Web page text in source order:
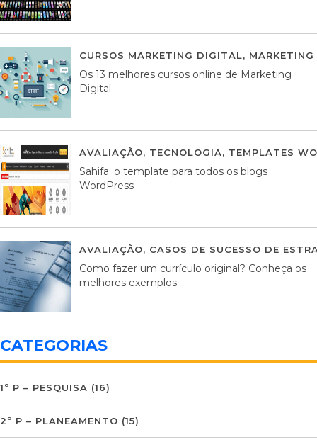
CURSOS MARKETING DIGITAL,
Os 13 melhores cursos online de Marketing
Digital
AVALIAÇÃO, TECNOLOGIA, TEMPLATES
Sahifa: o template para todos os blogs
WordPress
AVALIAÇÃO, CASOS DE SUCESSO DE
Como fazer um currículo original? Conheça os
melhores exemplos
CATEGORIAS
1º P – PESQUISA (16)
2º P – PLANEAMENTO (15)